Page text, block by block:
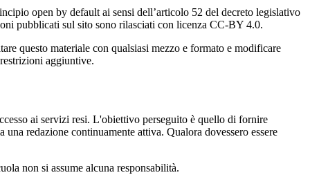
open by default ai sensi dell’articolo 52 del decreto legislativo
pubblicati sul sito sono rilasciati con licenza CC-BY 4.0.
questo materiale con qualsiasi mezzo e formato e modificare
aggiuntive.
ai servizi resi. L'obiettivo perseguito è quello di fornire
redazione continuamente attiva. Qualora dovessero essere
non si assume alcuna responsabilità.